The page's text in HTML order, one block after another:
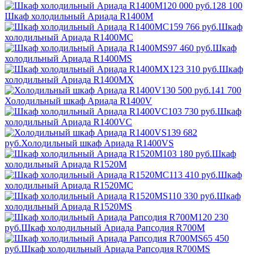
120 000 руб.128 100
Шкаф холодильный Ариада R1400M
159 766 руб.Шкаф
холодильный Ариада R1400MC
97 460 руб.Шкаф
холодильный Ариада R1400MS
123 310 руб.Шкаф
холодильный Ариада R1400MX
130 500 руб.141 700
Холодильный шкаф Ариада R1400V
103 730 руб.Шкаф
холодильный Ариада R1400VC
139 682
руб.Холодильный шкаф Ариада R1400VS
103 180 руб.Шкаф
холодильный Ариада R1520M
113 410 руб.Шкаф
холодильный Ариада R1520MC
110 330 руб.Шкаф
холодильный Ариада R1520MS
120 230
руб.Шкаф холодильный Ариада Рапсодия R700M
65 450
руб.Шкаф холодильный Ариада Рапсодия R700MS